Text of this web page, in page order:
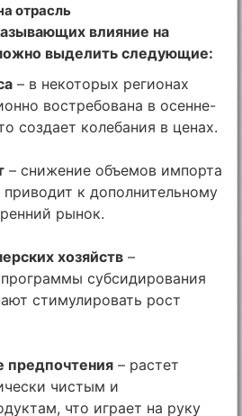
отрасль
влияние на
выделить следующие:
– в некоторых регионах
востребована в осенне-
создает колебания в ценах.
– снижение объемов импорта
к дополнительному
рынок.
хозяйств –
субсидирования
стимулировать рост
предпочтения – растет
чистым и
что играет на руку